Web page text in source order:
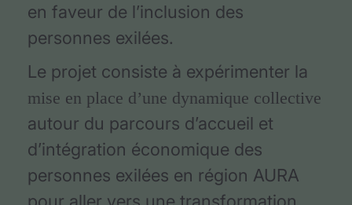
en faveur de l’inclusion des
personnes exilées.
Le projet consiste à expérimenter la
mise en place d’une dynamique collective
autour du parcours d’accueil et
d’intégration économique des
personnes exilées en région AURA